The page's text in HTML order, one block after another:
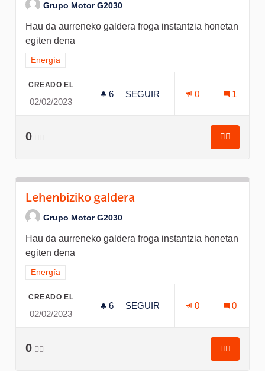
Grupo Motor G2030
Hau da aurreneko galdera froga instantzia honetan
egiten dena
Resultados al filtrar por el tema: Energía
Energía
CREADO EL
02/02/2023
6 6 SEGUIDORAS
SEGUIR
0 1
0 👍🏽
👍🏽
Lehenbiziko galdera
Grupo Motor G2030
Hau da aurreneko galdera froga instantzia honetan
egiten dena
Resultados al filtrar por el tema: Energía
Energía
CREADO EL
02/02/2023
6 6 SEGUIDORAS
SEGUIR
0 0
0 👍🏽
👍🏽